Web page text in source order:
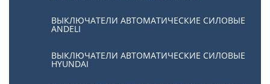
ВЫКЛЮЧАТЕЛИ АВТОМАТИЧЕСКИЕ СИЛОВЫЕ
ANDELI
ВЫКЛЮЧАТЕЛИ АВТОМАТИЧЕСКИЕ СИЛОВЫЕ
HYUNDAI